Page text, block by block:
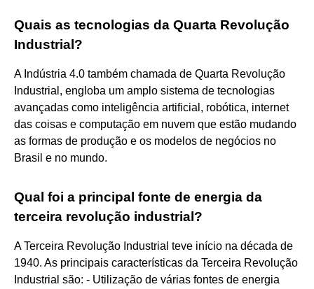
Quais as tecnologias da Quarta Revolução
Industrial?
A Indústria 4.0 também chamada de Quarta Revolução
Industrial, engloba um amplo sistema de tecnologias
avançadas como inteligência artificial, robótica, internet
das coisas e computação em nuvem que estão mudando
as formas de produção e os modelos de negócios no
Brasil e no mundo.
Qual foi a principal fonte de energia da
terceira revolução industrial?
A Terceira Revolução Industrial teve início na década de
1940. As principais características da Terceira Revolução
Industrial são: - Utilização de várias fontes de energia